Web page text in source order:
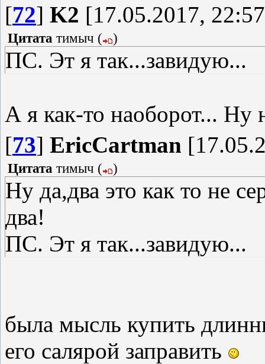
[72] K2 [17.05.2017,
Цитата тимыч ( )
ПС. Эт я так...завидую...
А я как-то наоборот... Ну
[73] EricCartman
Цитата тимыч ( )
Ну да,два это как то не
два!
ПС. Эт я так...завидую...
была мысль купить
его салярой заправить